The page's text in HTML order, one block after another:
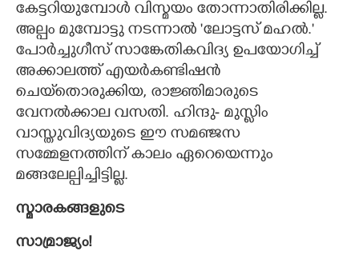
കേട്ടറിയുമ്പോൾ വിസ്മയം തോന്നാതിരിക്കില്ല.
അല്പം മുമ്പോട്ടു നടന്നാൽ 'ലോട്ടസ് മഹൽ."
പോർച്ചുഗീസ് സാങ്കേതികവിദ്യ ഉപയോഗിച്ച്
അക്കാലത്ത് എയർകണ്ടിഷൻ
ചെയ്‌തൊരുക്കിയ,​ രാജ്ഞിമാരുടെ
വേനൽക്കാല വസതി. ഹിന്ദു- മുസ്ലിം
വാസ്തുവിദ്യയുടെ ഈ സമഞ്ജസ
സമ്മേളനത്തിന് കാലം ഏറെയെന്നും
മങ്ങലേല്പിച്ചിട്ടില്ല.
സ്മാരകങ്ങളുടെ
സാമ്രാജ്യം!